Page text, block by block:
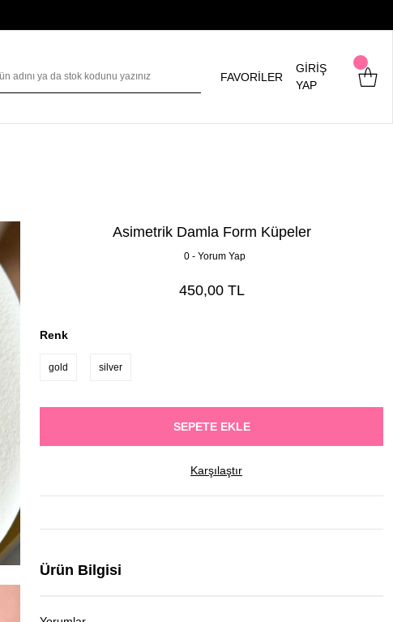
FAVORİLER
GİRİŞ
YAP
Asimetrik Damla Form Küpeler
0 - Yorum Yap
450,00 TL
Renk
gold silver
SEPETE EKLE
Karşılaştır
Ürün Bilgisi